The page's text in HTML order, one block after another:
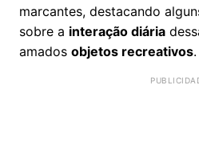
marcantes, destacando
sobre a interação diária
amados objetos recreativos.